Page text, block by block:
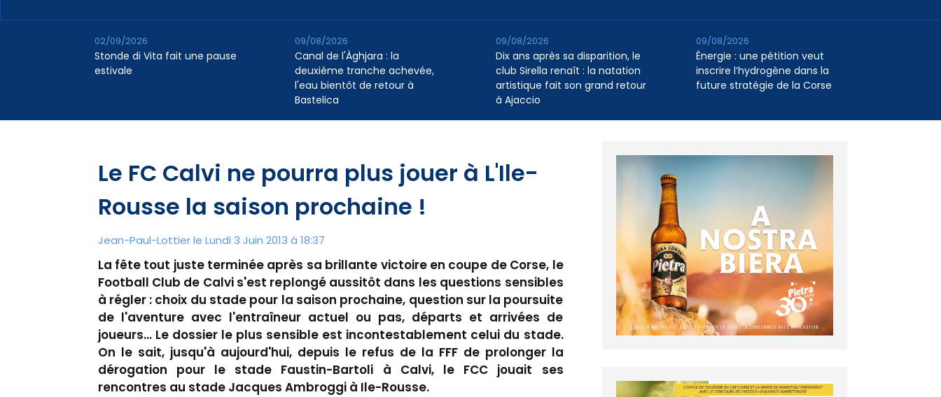
Stonde di Vita fait une pause
estivale
02/09/2026
Canal de l'Àghjara : la
deuxième tranche achevée,
l'eau bientôt de retour à
Bastelica
09/08/2026
Dix ans après sa disparition, le
club Sirella renaît : la natation
artistique fait son grand retour
à Ajaccio
09/08/2026
Énergie : une pétition veut
inscrire l’hydrogène dans la
future stratégie de la Corse
09/08/2026
Le FC Calvi ne pourra plus jouer à L'Ile-
Rousse la saison prochaine !
Jean-Paul-Lottier le Lundi 3 Juin 2013 à 18:37
La fête tout juste terminée après sa brillante victoire en coupe de Corse, le
Football Club de Calvi s'est replongé aussitôt dans les questions sensibles
à régler : choix du stade pour la saison prochaine, question sur la poursuite
de l'aventure avec l'entraîneur actuel ou pas, départs et arrivées de
joueurs... Le dossier le plus sensible est incontestablement celui du stade.
On le sait, jusqu'à aujourd'hui, depuis le refus de la FFF de prolonger la
dérogation pour le stade Faustin-Bartoli à Calvi, le FCC jouait ses
rencontres au stade Jacques Ambroggi à Ile-Rousse.